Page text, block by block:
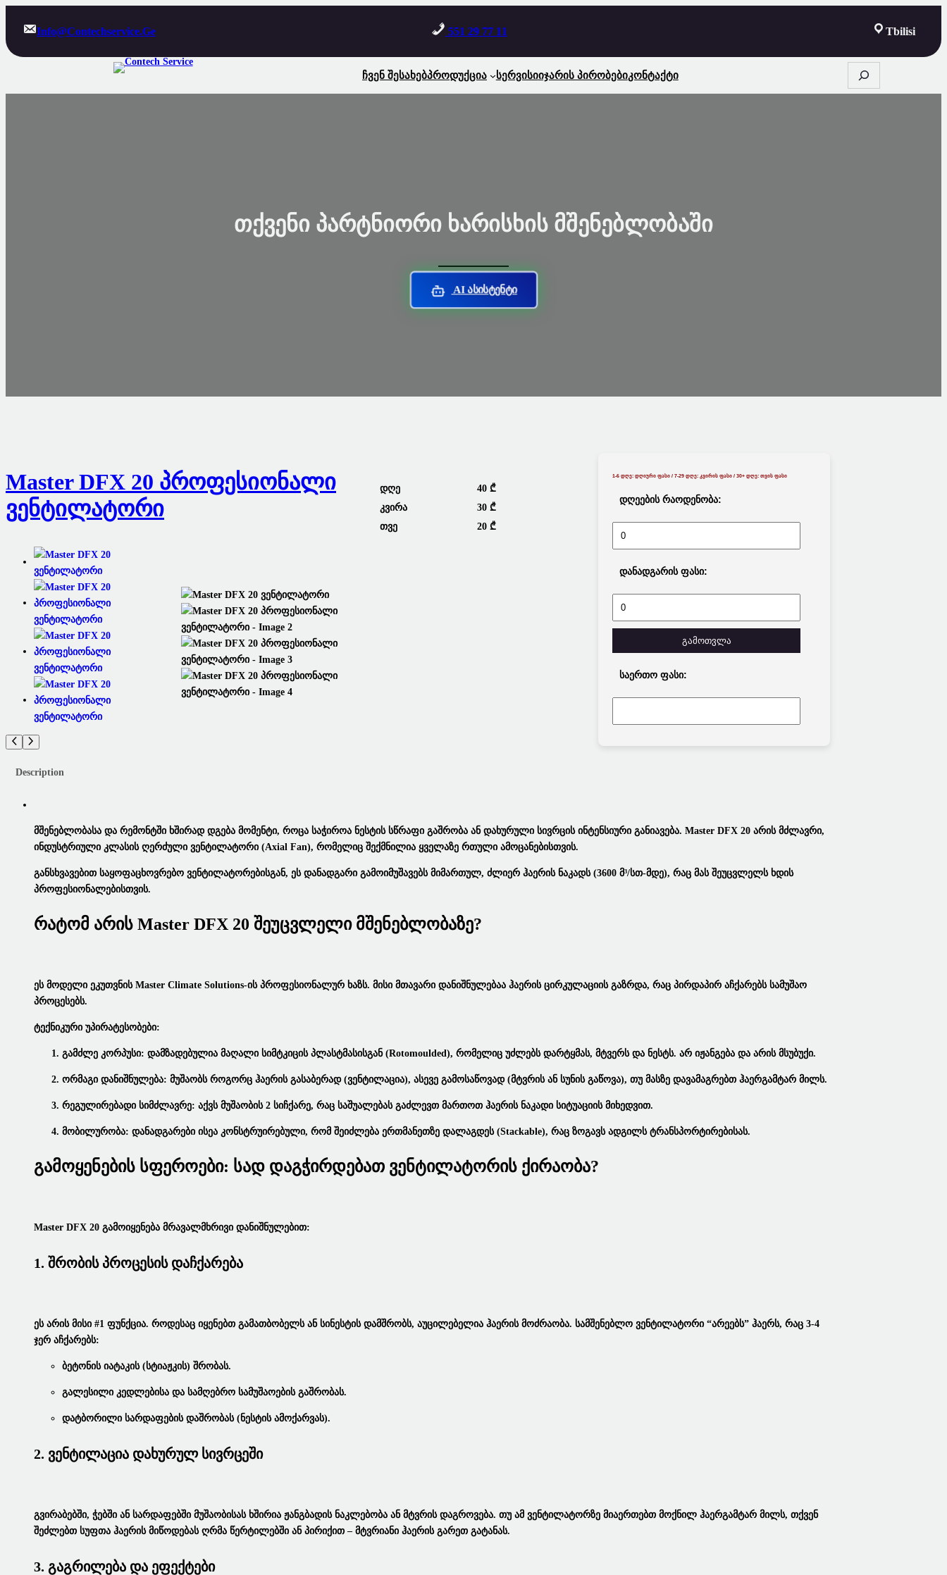
Info@contechservice.ge 551 29 77 11 Tbilisi
Ჩვენ ᲨესახებᲞროდუქცია ᲡერვისიᲘჯარის ᲞირობებიᲙონტაქტი
E
Თქვენი Პარტნიორი Ხარისხის Მშენებლობაში
AI Ასისტენტი
Master DFX 20 Პროფესიონალი
Ვენტილატორი
Დღე
40 ₾
Კვირა
30 ₾
Თვე
20 ₾
1-6 Დღე: Დღიური Ფასი / 7-29 Დღე: Კვირის Ფასი / 30+ Დღე: Თვის Ფასი
Დღეების Რაოდენობა:
Დანადგარის Ფასი:
გამოთვლა
Საერთო Ფასი:
Description
Მშენებლობასა Და Რემონტში Ხშირად Დგება Მომენტი, Როცა Საჭიროა Ნესტის Სწრაფი Გაშრობა Ან Დახურული Სივრცის Ინტენსიური Განიავება. Master DFX 20 Არის Მძლავრი,
Ინდუსტრიული Კლასის Ღერძული Ვენტილატორი (Axial Fan), Რომელიც Შექმნილია Ყველაზე Რთული Ამოცანებისთვის.
Განსხვავებით Საყოფაცხოვრებო Ვენტილატორებისგან, Ეს Დანადგარი Გამოიმუშავებს Მიმართულ, Ძლიერ Ჰაერის Ნაკადს (3600 Მ³/სთ-Მდე), Რაც Მას Შეუცვლელს Ხდის
Პროფესიონალებისთვის.
Რატომ Არის Master DFX 20 Შეუცვლელი Მშენებლობაზე?
Ეს Მოდელი Ეკუთვნის Master Climate Solutions-ის Პროფესიონალურ Ხაზს. Მისი Მთავარი Დანიშნულებაა Ჰაერის Ცირკულაციის Გაზრდა, Რაც Პირდაპირ Აჩქარებს Სამუშაო
Პროცესებს.
Ტექნიკური Უპირატესობები:
Გამძლე Კორპუსი: Დამზადებულია Მაღალი Სიმტკიცის Პლასტმასისგან (Rotomoulded), Რომელიც Უძლებს Დარტყმას, Მტვერს Და Ნესტს. Არ Იჟანგება Და Არის Მსუბუქი.
Ორმაგი Დანიშნულება: Მუშაობს Როგორც Ჰაერის Გასაბერად (ვენტილაცია), Ასევე Გამოსაწოვად (მტვრის Ან Სუნის Გაწოვა), Თუ Მასზე Დავამაგრებთ Ჰაერგამტარ Მილს.
Რეგულირებადი Სიმძლავრე: Აქვს Მუშაობის 2 Სიჩქარე, Რაც Საშუალებას Გაძლევთ Მართოთ Ჰაერის Ნაკადი Სიტუაციის Მიხედვით.
Მობილურობა: Დანადგარები Ისეა Კონსტრუირებული, Რომ Შეიძლება Ერთმანეთზე Დალაგდეს (Stackable), Რაც Ზოგავს Ადგილს Ტრანსპორტირებისას.
Გამოყენების Სფეროები: Სად Დაგჭირდებათ Ვენტილატორის Ქირაობა?
Master DFX 20 Გამოიყენება Მრავალმხრივი Დანიშნულებით:
1. Შრობის Პროცესის Დაჩქარება
Ეს Არის Მისი #1 Ფუნქცია. Როდესაც Იყენებთ Გამათბობელს Ან Სინესტის Დამშრობს, Აუცილებელია Ჰაერის Მოძრაობა. Სამშენებლო Ვენტილატორი “არეებს” Ჰაერს, Რაც 3-4
Ჯერ Აჩქარებს:
Ბეტონის Იატაკის (სტიაჟკის) Შრობას.
Გალესილი Კედლებისა Და Სამღებრო Სამუშაოების Გაშრობას.
Დატბორილი Სარდაფების Დაშრობას (ნესტის Ამოქარვას).
2. Ვენტილაცია Დახურულ Სივრცეში
Გვირაბებში, Ჭებში Ან Სარდაფებში Მუშაობისას Ხშირია Ჟანგბადის Ნაკლებობა Ან Მტვრის Დაგროვება. Თუ Ამ Ვენტილატორზე Მიაერთებთ Მოქნილ Ჰაერგამტარ Მილს, Თქვენ
Შეძლებთ Სუფთა Ჰაერის Მიწოდებას Ღრმა Წერტილებში Ან Პირიქით – Მტვრიანი Ჰაერის Გარეთ Გატანას.
3. Გაგრილება Და Ეფექტები